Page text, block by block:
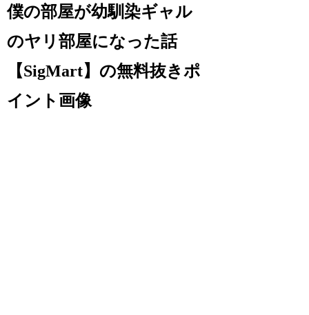
僕の部屋が幼馴染ギャル
のヤリ部屋になった話
【SigMart】の無料抜きポ
イント画像